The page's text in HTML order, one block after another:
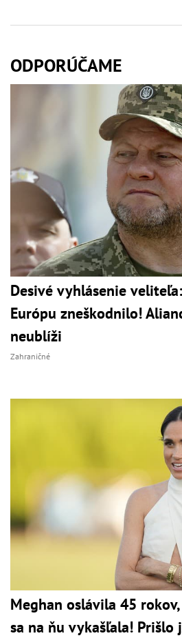
ODPORÚČAME
Desivé vyhlásenie
Európu zneškodnilo!
neublíži
Zahraničné
Meghan oslávila 45
sa na ňu vykašľala!